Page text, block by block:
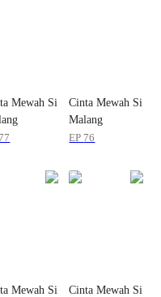
Mewah Si
77
Cinta Mewah Si
Malang
EP 76
Mewah Si
Cinta Mewah Si